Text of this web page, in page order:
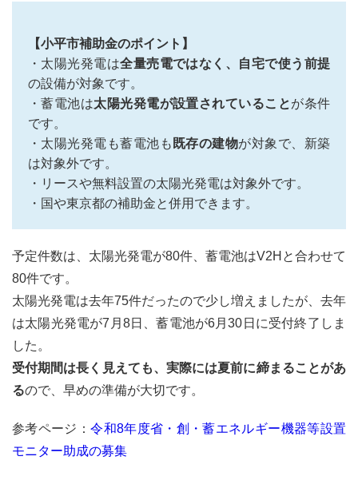
6kW、蓄
電池
13kWh）
2.2
光発
電の
補助
金
2.3
補助
金
2026
年
(令
和8
年)
小平
市太
発
電・
蓄電
【小平市補助金のポイント】
・太陽光発電は全量売電ではなく、自宅で使う前提
の設備が対象です。
・蓄電池は太陽光発電が設置されていることが条件
です。
・太陽光発電も蓄電池も 既存の建物が対象で、新築
は対象外です。
・リースや無料設置の太陽光発電は対象外です。
・国や東京都の補助金と併用できます。
予定件数は、太陽光発電が80件、蓄電池はV2Hと合わせて
80件です。
太陽光発電は去年75件だったので少し増えましたが、去年
は太陽光発電が7月8日、蓄電池が6月30日に受付終了しま
した。
受付期間は長く見えても、実際には夏前に締まることがあ
るので、早めの準備が大切です。
参考ページ：令和8年度省・創・蓄エネルギー機器等設置
モニター助成の募集